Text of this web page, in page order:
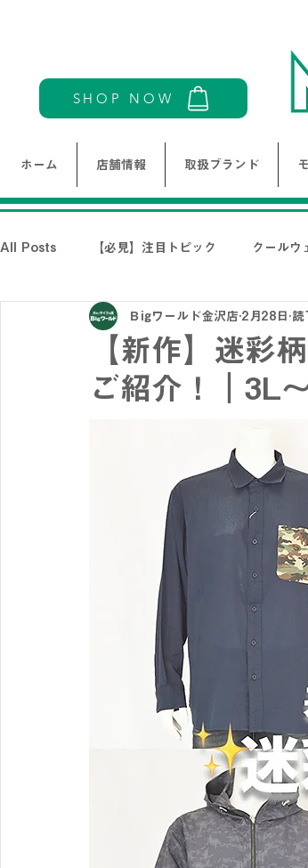
SHOP NOW
ホーム 店舗情報 取扱ブランド
All Posts 【必見】注目トピック クールウ
モリワンワールドレディース新着情報 Big
THE NORTH FACE-ノースフェイス-
G-stage
メンズフォーマル メン
セレモニースーツ
【新作】迷彩
ご紹介！｜3L
Ｂigワールド金沢店 2月28日 読